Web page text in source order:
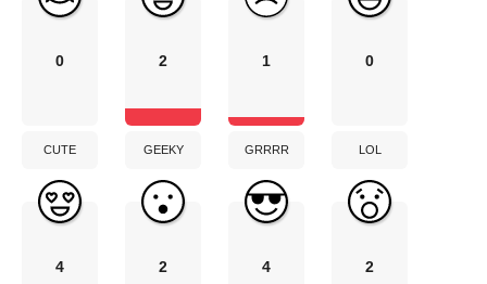
0
CUTE
2
GEEKY
1
GRRRR
0
LOL
4 2 4 2